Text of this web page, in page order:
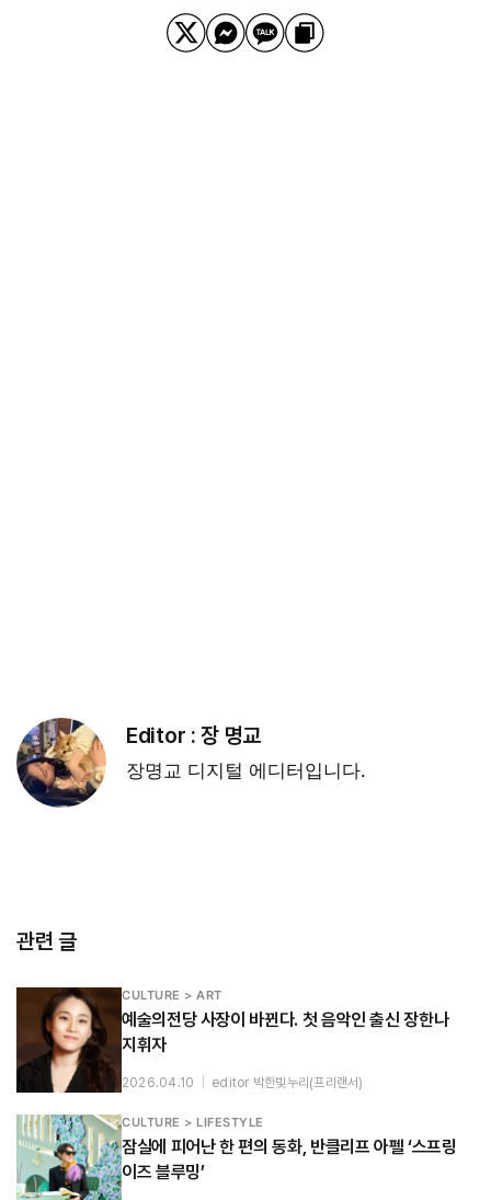
Editor :장 명교
장명교 디지털 에디터입니다.
관련 글
CULTURE > ART
예술의전당 사장이 바뀐다. 첫 음악인 출신 장한나
지휘자
2026.04.10 editor 박한빛누리(프리랜서)
CULTURE > LIFESTYLE
잠실에 피어난 한 편의 동화, 반클리프 아펠 ‘스프링
이즈 블루밍’